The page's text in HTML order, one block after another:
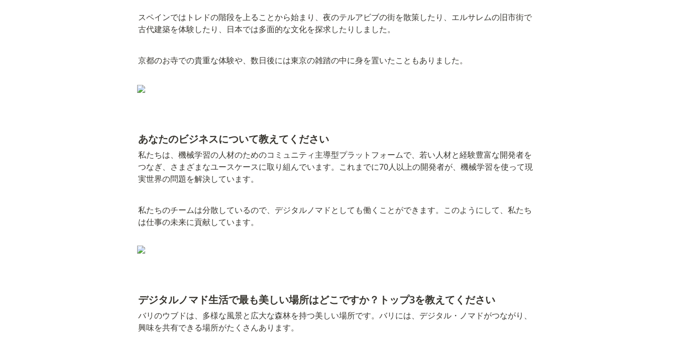
スペインではトレドの階段を上ることから始まり、夜のテルアビブの街を散策したり、エルサレムの旧市街で
古代建築を体験したり、日本では多面的な文化を探求したりしました。
京都のお寺での貴重な体験や、数日後には東京の雑踏の中に身を置いたこともありました。
あなたのビジネスについて教えてください
私たちは、機械学習の人材のためのコミュニティ主導型プラットフォームで、若い人材と経験豊富な開発者を
つなぎ、さまざまなユースケースに取り組んでいます。これまでに70人以上の開発者が、機械学習を使って現
実世界の問題を解決しています。
私たちのチームは分散しているので、デジタルノマドとしても働くことができます。このようにして、私たち
は仕事の未来に貢献しています。
デジタルノマド生活で最も美しい場所はどこですか？トップ3を教えてください
バリのウブドは、多様な風景と広大な森林を持つ美しい場所です。バリには、デジタル・ノマドがつながり、
興味を共有できる場所がたくさんあります。